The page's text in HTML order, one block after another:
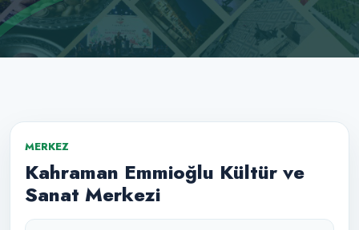
MERKEZ
Kahraman Emmioğlu Kültür ve
Sanat Merkezi